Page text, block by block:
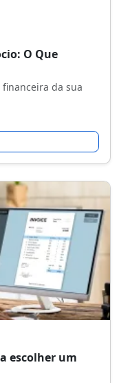
O Que
da sua
escolher um